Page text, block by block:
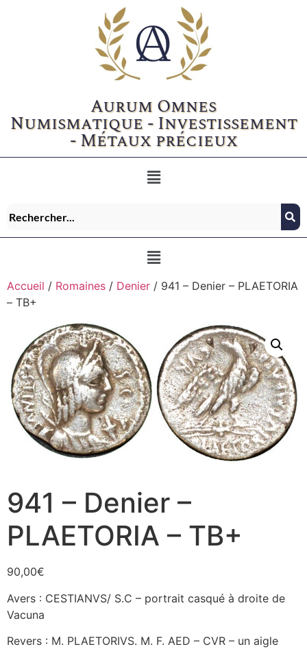
Aurum Omnes
Numismatique - Investissement
- Métaux précieux
Accueil / Romaines / Denier / 941 – Denier – PLAETORIA
– TB+
941 – Denier –
PLAETORIA – TB+
90,00€
Avers : CESTIANVS/ S.C – portrait casqué à droite de
Vacuna
Revers : M. PLAETORIVS. M. F. AED – CVR – un aigle